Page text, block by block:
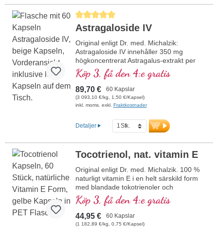
vetenskaplig forskning och över 40 års
erfarenhet av vitalämnen. Biotikon är ett
av få företag som använder aluminiumfria
förseglingar. Telomere Maintenance-
formulering enligt Dr. med. Michalzik –
beprövad, certifierad och hållbar för din
hälsa.
Genomsnittligt betyg på 5 av 5 stjärnor
Astragaloside IV
Original enligt Dr. med. Michalzik:
Astragaloside IV innehåller 350 mg
högkoncentrerat Astragalus-extrakt per
dagsdos (1 kapsel), varav 50 mg rent
Astragalosid IV. Detta 50-faldigt
koncentrerade extrakt utvinns ur
Astragalus membranaceus och är
idealiskt för alla som på ett naturligt sätt
mer information om Astragaloside IV
Köp 3, få den 4:e gratis
89,70 € 60 Kapslar
(3 093,10 €/kg, 1,50 €/Kapsel)
inkl. moms. exkl. Fraktkostnader
Detaljer
Tocotrienol, nat. vitamin E
Original enligt Dr. med. Michalzik. 100 %
naturligt vitamin E i en helt särskild form
med blandade tokotrienoler och
tokoferoler. 110 mg tokotrienol, gamma-
tok. 50 mg, delta-tok. 15 mg. Vitamin E
bidrar till att skydda cellerna mot oxidativ
stress. Den särskilda formen av denna
Köp 3, få den 4:e gratis
44,95 € 60 Kapslar
(1 182,89 €/kg, 0,75 €/Kapsel)